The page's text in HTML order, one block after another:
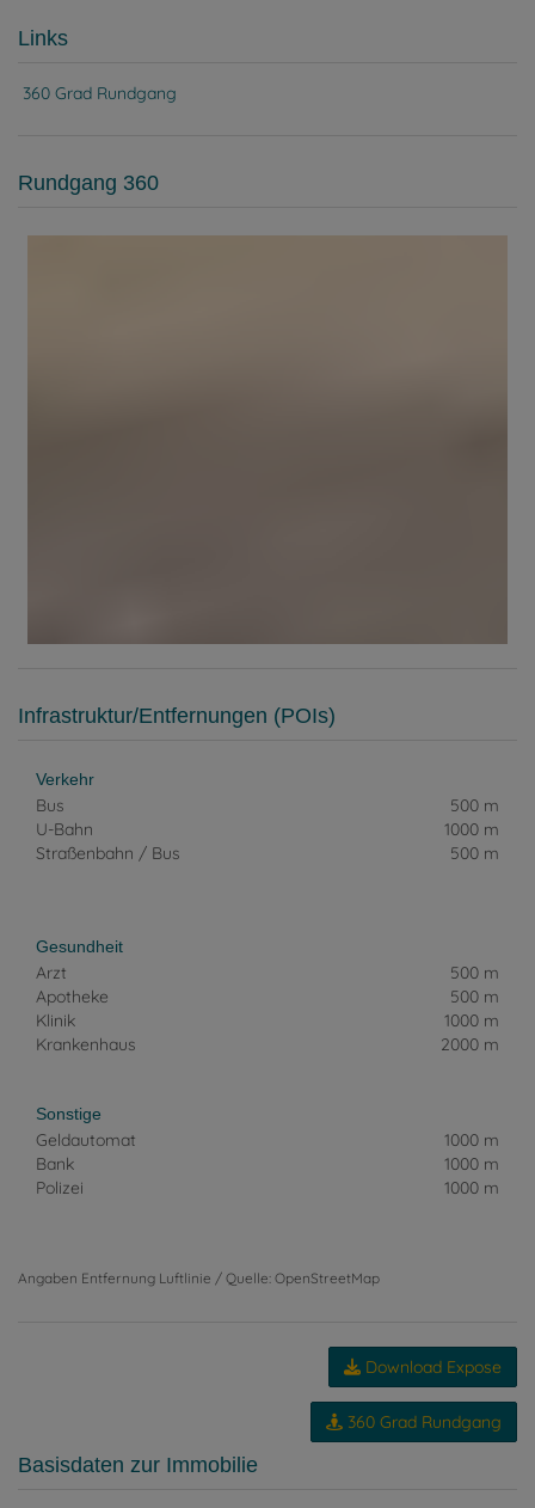
Links
360 Grad Rundgang
Rundgang 360
Infrastruktur/Entfernungen (POIs)
Verkehr
Bus
500 m
U-Bahn
1000 m
Straßenbahn / Bus
500 m
Gesundheit
Arzt
500 m
Apotheke
500 m
Klinik
1000 m
Krankenhaus
2000 m
Sonstige
Geldautomat
1000 m
Bank
1000 m
Polizei
1000 m
Angaben Entfernung Luftlinie / Quelle: OpenStreetMap
Download Expose
360 Grad Rundgang
Basisdaten zur Immobilie